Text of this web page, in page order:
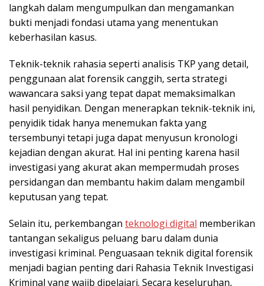
langkah dalam mengumpulkan dan mengamankan
bukti menjadi fondasi utama yang menentukan
keberhasilan kasus.
Teknik-teknik rahasia seperti analisis TKP yang detail,
penggunaan alat forensik canggih, serta strategi
wawancara saksi yang tepat dapat memaksimalkan
hasil penyidikan. Dengan menerapkan teknik-teknik ini,
penyidik tidak hanya menemukan fakta yang
tersembunyi tetapi juga dapat menyusun kronologi
kejadian dengan akurat. Hal ini penting karena hasil
investigasi yang akurat akan mempermudah proses
persidangan dan membantu hakim dalam mengambil
keputusan yang tepat.
Selain itu, perkembangan teknologi digital memberikan
tantangan sekaligus peluang baru dalam dunia
investigasi kriminal. Penguasaan teknik digital forensik
menjadi bagian penting dari Rahasia Teknik Investigasi
Kriminal yang wajib dipelajari. Secara keseluruhan,